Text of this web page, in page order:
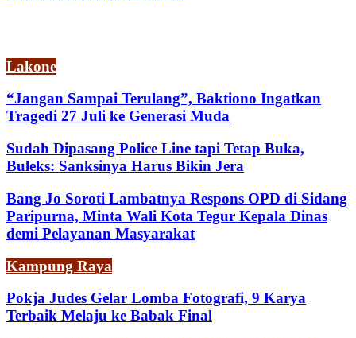
Lakone
“Jangan Sampai Terulang”, Baktiono Ingatkan
Tragedi 27 Juli ke Generasi Muda
Sudah Dipasang Police Line tapi Tetap Buka,
Buleks: Sanksinya Harus Bikin Jera
Bang Jo Soroti Lambatnya Respons OPD di Sidang
Paripurna, Minta Wali Kota Tegur Kepala Dinas
demi Pelayanan Masyarakat
Kampung Raya
Pokja Judes Gelar Lomba Fotografi, 9 Karya
Terbaik Melaju ke Babak Final